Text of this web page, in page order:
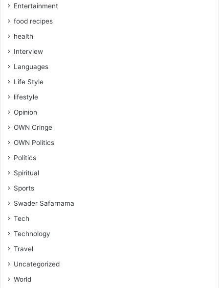
Entertainment
food recipes
health
Interview
Languages
Life Style
lifestyle
Opinion
OWN Cringe
OWN Politics
Politics
Spiritual
Sports
Swader Safarnama
Tech
Technology
Travel
Uncategorized
World